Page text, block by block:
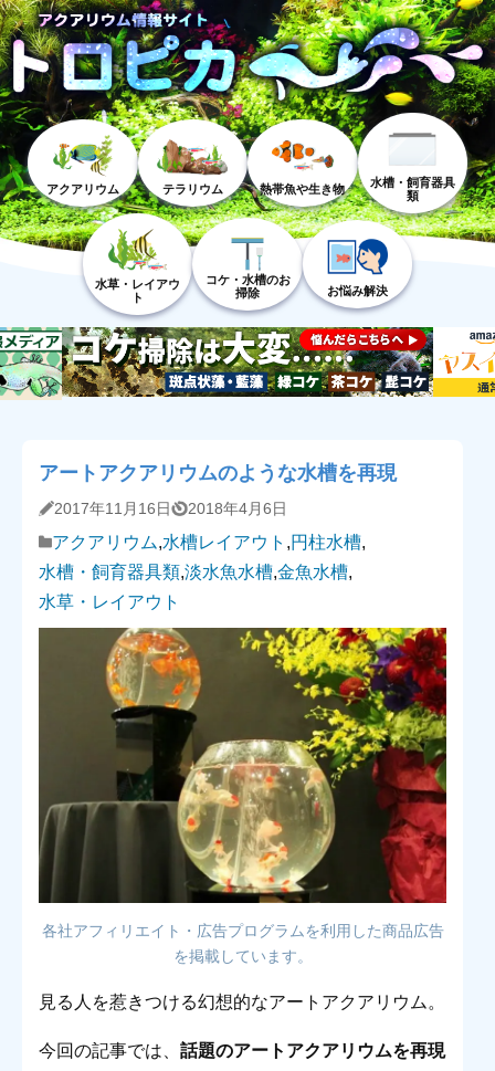
アクアリウム テラリウム 熱帯魚や生き物
水槽・飼育器具
類
水草・レイアウ
ト
コケ・水槽のお
掃除
お悩み解決
アートアクアリウムのような水槽を再現
2017年11月16日 2018年4月6日
アクアリウム,水槽レイアウト ,円柱水槽,
水槽・飼育器具類,淡水魚水槽,金魚水槽,
水草・レイアウト
各社アフィリエイト・広告プログラムを利用した商品広告
を掲載しています。
見る人を惹きつける幻想的なアートアクアリウム。
今回の記事では、 話題のアートアクアリウムを再現